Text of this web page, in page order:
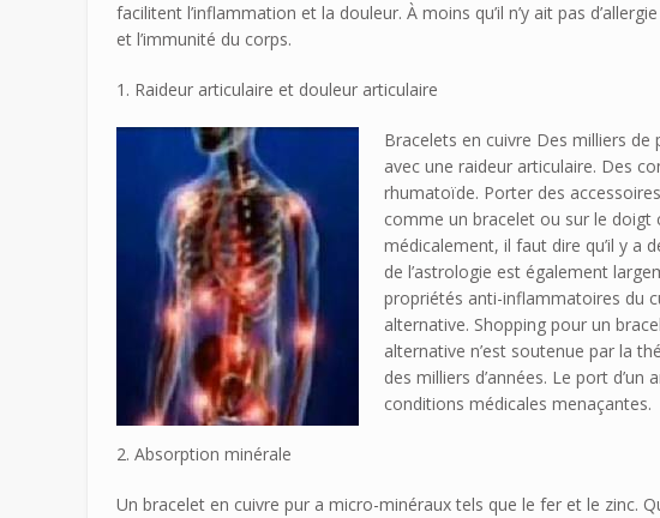
facilitent l’inflammation et la douleur. À moins qu’il n’y ait pas
et l’immunité du corps.
1. Raideur articulaire et douleur articulaire
Bracelets en cuivre Des milliers
avec une raideur articulaire. Des
rhumatoïde. Porter des
comme un bracelet ou sur le
médicalement, il faut dire qu’il y a
de l’astrologie est également
propriétés anti-inflammatoires du
alternative. Shopping pour un
alternative n’est soutenue par la
des milliers d’années. Le port
conditions médicales menaçantes.
2. Absorption minérale
Un bracelet en cuivre pur a micro-minéraux tels que le fer et le zinc.